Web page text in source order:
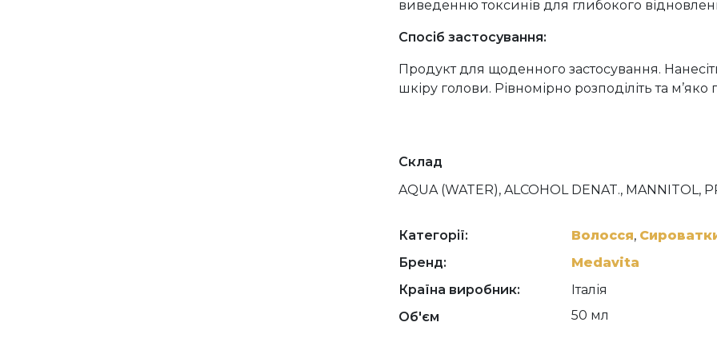
виведенню токсинів для глибокого
Спосіб застосування:
Продукт для щоденного застосування.
шкіру голови. Рівномірно розподіліть та
Склад
AQUA (WATER), ALCOHOL DENAT., MANNITOL,
CASTOR OIL, GLYCINE, CUCURBITA PEPO
COUMARIN, RETINYL PALMITATE, LINALOOL,
CAPRYLIC/CAPRIC TRIGLYCERIDE, TOCOPHEROL.
Категорії: Волосся,
Бренд:
Medavita
Країна виробник:
Італія
Об'єм
50 мл